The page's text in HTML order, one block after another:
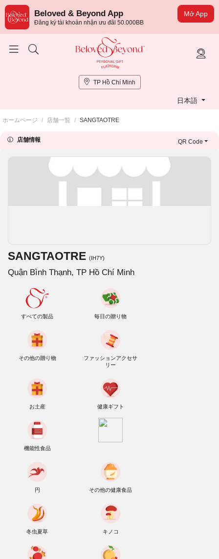
Mở App
Beloved & Beyond App
Đăng ký tài khoản nhận ưu đãi 50.000BB
TP Hồ Chí Minh
日本語
ホームページ / 店舗一覧 / SANGTAOTRE
店舗情報 QR Code
SANGTAOTRE (IH7Y)
Quận Bình Thạnh, TP Hồ Chí Minh
すべての製品 毎日の贈り物
その他の贈り物
ファッションアクセサ
リー
お土産 健康ギフト
機能性食品
円 その他の健康食品
冬虫夏草 キノコ